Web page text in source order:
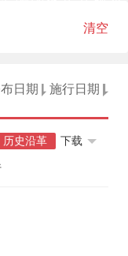
清空
日期 施行日期
历史沿革 下载